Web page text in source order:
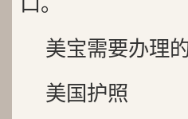
美宝需要办理
美国护照